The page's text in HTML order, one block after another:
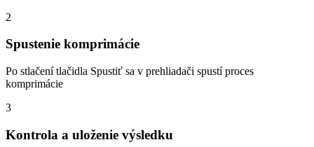
2
Spustenie komprimácie
Po stlačení tlačidla Spustiť sa v prehliadači spustí proces
komprimácie
3
Kontrola a uloženie výsledku